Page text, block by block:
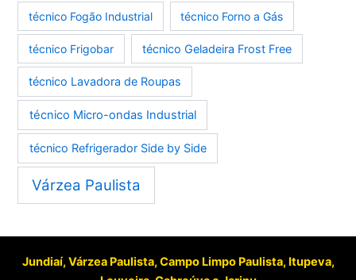
técnico Fogão Industrial técnico Forno a Gás
técnico Frigobar técnico Geladeira Frost Free
técnico Lavadora de Roupas
técnico Micro-ondas Industrial
técnico Refrigerador Side by Side
Várzea Paulista
Jundiaí, Várzea Paulista, Campo Limpo Paulista, Itupeva,